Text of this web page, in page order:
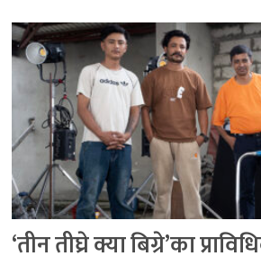
‘तीन तीघ्रे क्या बिग्रे’का